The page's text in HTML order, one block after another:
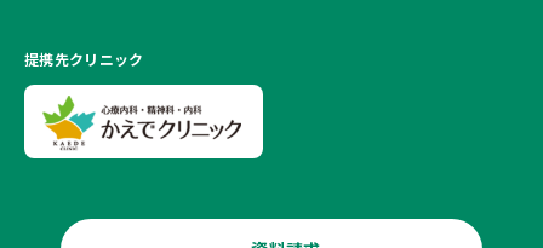
提携先クリニック